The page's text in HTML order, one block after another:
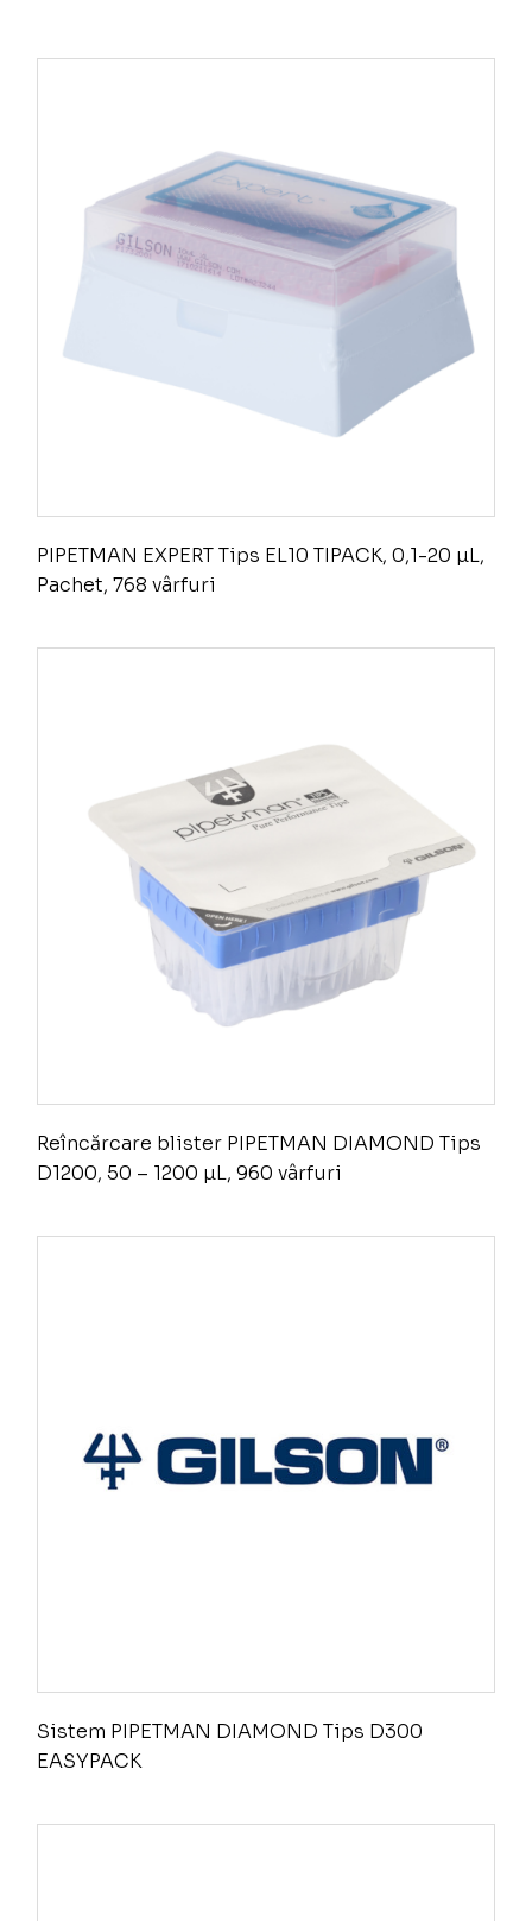
PIPETMAN EXPERT Tips EL10 TIPACK, 0,1-20 µL,
Pachet, 768 vârfuri
Reîncărcare blister PIPETMAN DIAMOND Tips
D1200, 50 – 1200 µL, 960 vârfuri
Sistem PIPETMAN DIAMOND Tips D300
EASYPACK